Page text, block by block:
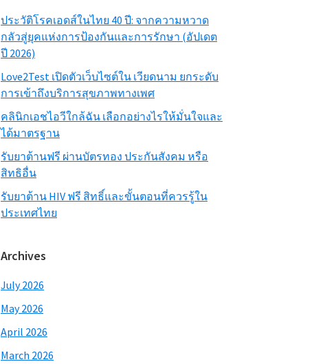
ประวัติโรคเอดส์ในไทย 40 ปี: จากความหวาด
กลัวสู่ยุคแห่งการป้องกันและการรักษา (อัปเดต
ปี 2026)
Love2Test เปิดตัวเว็บไซต์ใน เวียดนาม ยกระดับ
การเข้าถึงบริการสุขภาพทางเพศ
คลินิกเอชไอวีใกล้ฉัน เลือกอย่างไรให้มั่นใจและ
ได้มาตรฐาน
รับยาต้านฟรี ผ่านบัตรทอง ประกันสังคม หรือ
สิทธิอื่น
รับยาต้าน HIV ฟรี สิทธิ์และขั้นตอนที่ควรรู้ใน
ประเทศไทย
Archives
July 2026
May 2026
April 2026
March 2026